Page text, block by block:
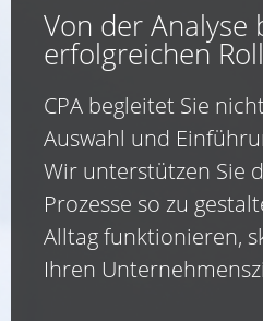
Von der Analyse
erfolgreichen
CPA begleitet Sie
Auswahl und
Wir unterstützen Sie
Prozesse so zu
Alltag funktionieren,
Ihren